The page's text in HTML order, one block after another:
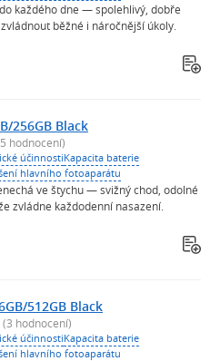
každého dne — spolehlivý, dobře
běžné i náročnější úkoly.
256GB Black
hodnocení)
účinnostiKapacita baterie
hlavního fotoaparátu
ve štychu — svižný chod, odolné
zvládne každodenní nasazení.
512GB Black
(3 hodnocení)
účinnostiKapacita baterie
hlavního fotoaparátu